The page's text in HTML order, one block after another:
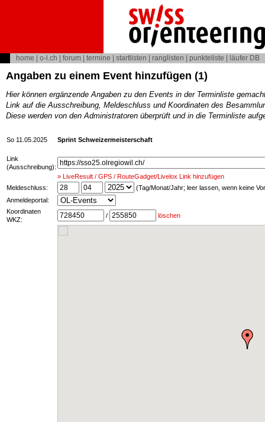
home o-l.ch forum termine startlisten ranglisten punkteliste läufer DB
Angaben zu einem Event hinzufügen (1)
Hier können ergänzende Angaben zu den Events in der Terminliste
Link auf die Ausschreibung, Meldeschluss und Koordinaten des
Diese werden von den Administratoren überprüft und in die Terminliste
So 11.05.2025 Sprint Schweizermeisterschaft
Link
(Ausschreibung):
» LiveResult / GPS / RouteGadget/Livelox Link hinzufügen
Meldeschluss:
(Tag/Monat/Jahr; leer lassen, wenn keine
Anmeldeportal:
Koordinaten
WKZ:
/ löschen